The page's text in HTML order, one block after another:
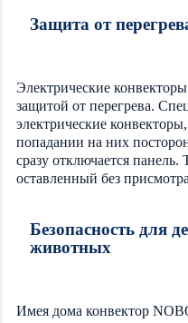
Защита от
Электрические
защитой от перегрева.
электрические
попадании на них
сразу отключается панель.
оставленный без
Безопасность для
животных
Имея дома конвектор